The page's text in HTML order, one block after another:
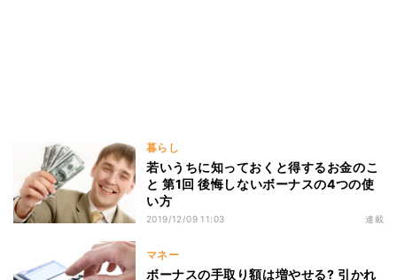
暮らし
若いうちに知っておくと得するお金のこ
と 第1回 後悔しないボーナスの4つの使
い方
2019/12/09 11:03 連載
マネー
ボーナスの手取り額は増やせる? 引かれ